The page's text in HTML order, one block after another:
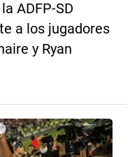
ADFP-SD
a los jugadores
y Ryan